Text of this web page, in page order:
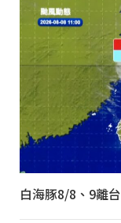
白海豚8/8、9離